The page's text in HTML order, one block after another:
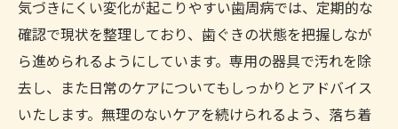
気づきにくい変化が起こりやすい歯周病では、定期的な
確認で現状を整理しており、歯ぐきの状態を把握しなが
ら進められるようにしています。専用の器具で汚れを除
去し、また日常のケアについてもしっかりとアドバイス
いたします。無理のないケアを続けられるよう、落ち着